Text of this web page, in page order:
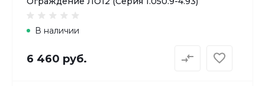
В наличии
6 460 руб.